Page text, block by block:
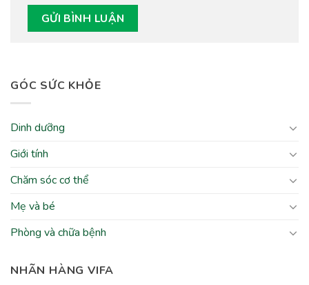
GÓC SỨC KHỎE
Dinh dưỡng
Giới tính
Chăm sóc cơ thể
Mẹ và bé
Phòng và chữa bệnh
NHÃN HÀNG VIFA